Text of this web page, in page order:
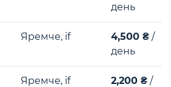
день
Яремче, if 4,500 ₴ /
день
Яремче, if 2,200 ₴ /